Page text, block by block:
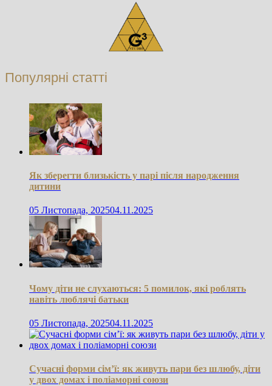
Популярні статті
Як зберегти близькість у парі після народження
дитини
05 Листопада, 202504.11.2025
Чому діти не слухаються: 5 помилок, які роблять
навіть люблячі батьки
05 Листопада, 202504.11.2025
Сучасні форми сім’ї: як живуть пари без шлюбу, діти
у двох домах і поліаморні союзи